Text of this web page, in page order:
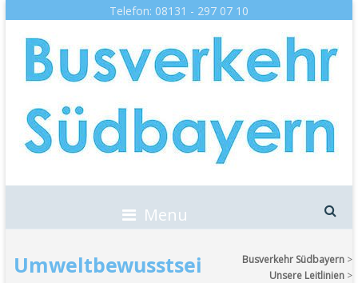
Telefon: 08131 - 297 07 10
Menu
Umweltbewusstsei
Busverkehr Südbayern >
Unsere Leitlinien >